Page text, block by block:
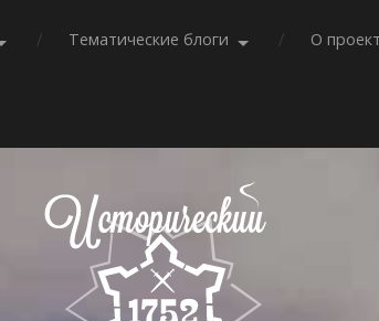
Тематические блоги О